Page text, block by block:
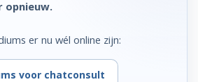
opnieuw.
er nu wél online zijn:
voor chatconsult